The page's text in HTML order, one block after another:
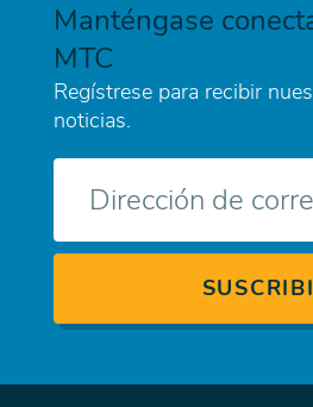
Manténgase
MTC
Regístrese para recibir
noticias.
electrónico